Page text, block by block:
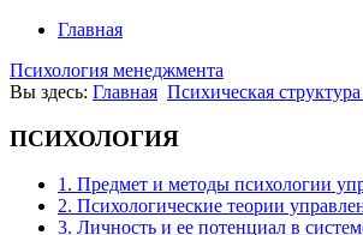
Главная
Психология менеджмента
Вы здесь: Главная Психическая
ПСИХОЛОГИЯ
1. Предмет и методы психологии
2. Психологические теории
3. Личность и ее потенциал в